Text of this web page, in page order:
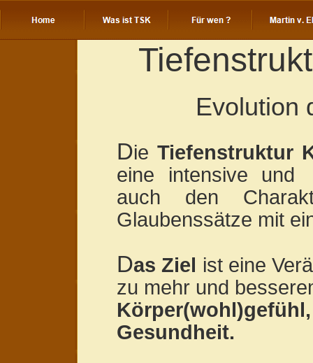
Evolution
Die Tiefenstruktur
eine intensive und
auch den
Glaubenssätze mit
Das Ziel ist eine
zu mehr und
Gesundheit.